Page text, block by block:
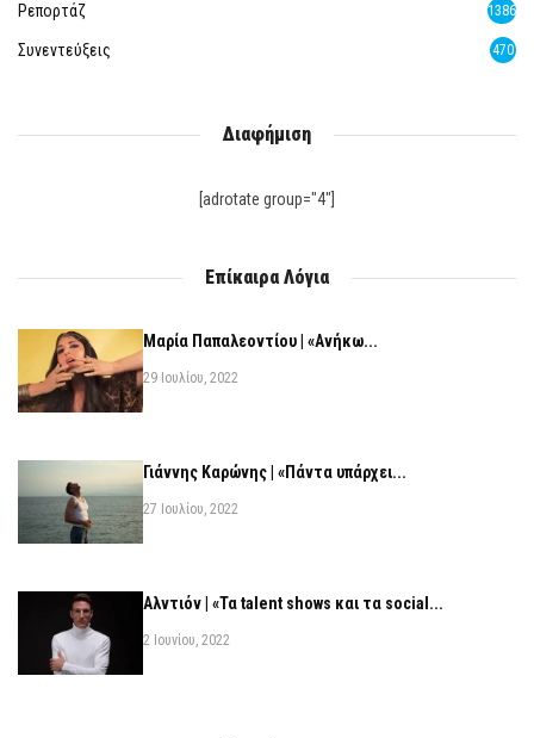
Ρεπορτάζ 1386
Συνεντεύξεις 470
Διαφήμιση
[adrotate group="4"]
Επίκαιρα Λόγια
Μαρία Παπαλεοντίου | «Ανήκω...
29 Ιουλίου, 2022
Γιάννης Καρώνης | «Πάντα υπάρχει...
27 Ιουλίου, 2022
Αλντιόν | «Τα talent shows και τα social...
2 Ιουνίου, 2022